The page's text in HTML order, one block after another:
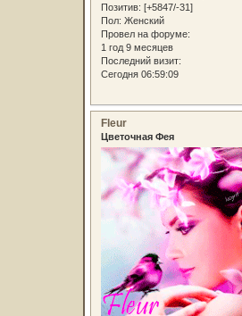
Позитив: [+5847/-31]
Пол: Женский
Провел на форуме:
1 год 9 месяцев
Последний визит:
Сегодня 06:59:09
Fleur
Цветочная Фея